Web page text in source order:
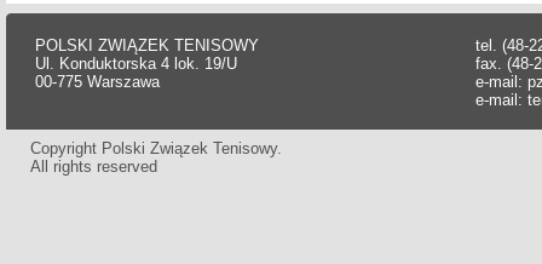
POLSKI ZWIĄZEK TENISOWY
Ul. Konduktorska 4 lok. 19/U
00-775 Warszawa
tel. (48-
fax. (48-
e-mail:
e-mail:
Copyright Polski Związek Tenisowy.
All rights reserved